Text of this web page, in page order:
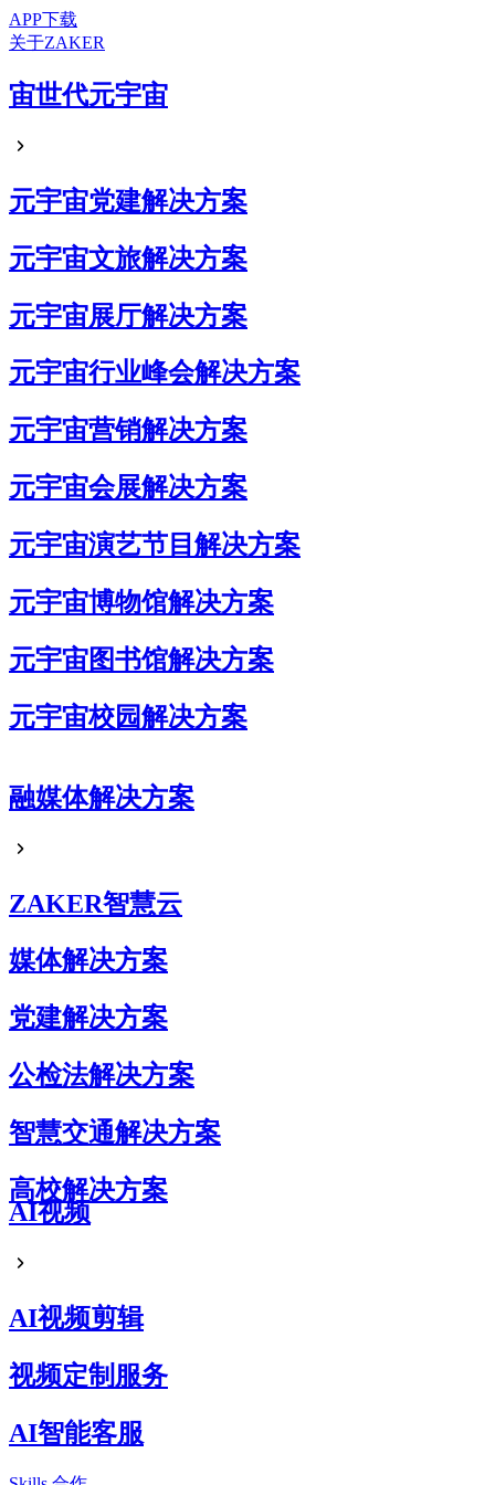
APP下载
关于ZAKER
宙世代元宇宙
元宇宙党建解决方案
元宇宙文旅解决方案
元宇宙展厅解决方案
元宇宙行业峰会解决方案
元宇宙营销解决方案
元宇宙会展解决方案
元宇宙演艺节目解决方案
元宇宙博物馆解决方案
元宇宙图书馆解决方案
元宇宙校园解决方案
元宇宙电商解决方案
融媒体解决方案
ZAKER智慧云
媒体解决方案
党建解决方案
公检法解决方案
智慧交通解决方案
高校解决方案
AI视频
AI视频剪辑
视频定制服务
AI智能客服